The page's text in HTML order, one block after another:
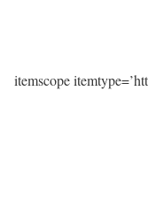
itemscope